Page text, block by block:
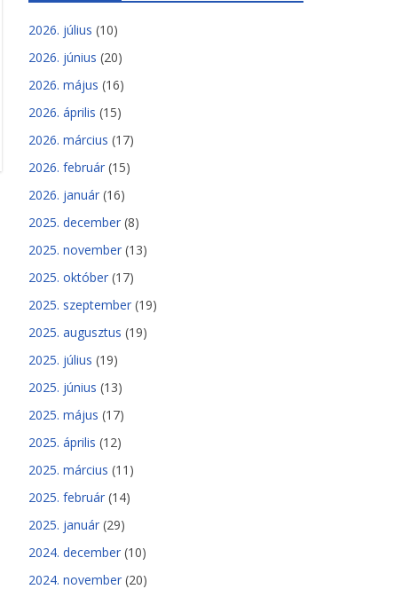
2026. július (10)
2026. június (20)
2026. május (16)
2026. április (15)
2026. március (17)
2026. február (15)
2026. január (16)
2025. december (8)
2025. november (13)
2025. október (17)
2025. szeptember (19)
2025. augusztus (19)
2025. július (19)
2025. június (13)
2025. május (17)
2025. április (12)
2025. március (11)
2025. február (14)
2025. január (29)
2024. december (10)
2024. november (20)